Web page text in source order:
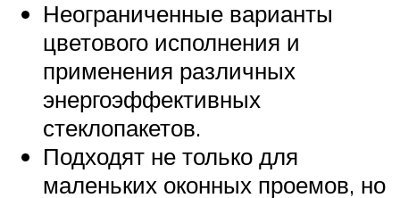
Неограниченные варианты
цветового исполнения и
применения различных
энергоэффективных
стеклопакетов.
Подходят не только для
маленьких оконных проемов, но